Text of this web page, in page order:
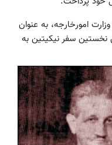
2 سال کار در وزارت امورخارجه، به عنوان
سفر نیکیتین به